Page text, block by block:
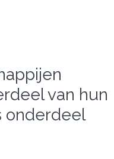
van hun
onderdeel